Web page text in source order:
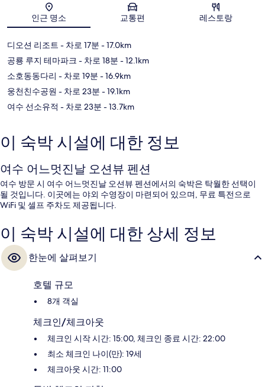
인근 명소 교통편 레스토랑
디오션 리조트 - 차로 17분 - 17.0km
공룡 루지 테마파크 - 차로 18분 - 12.1km
소호동동다리 - 차로 19분 - 16.9km
웅천친수공원 - 차로 23분 - 19.1km
여수 선소유적 - 차로 23분 - 13.7km
이 숙박 시설에 대한 정보
여수 어느멋진날 오션뷰 펜션
여수 방문 시 여수 어느멋진날 오션뷰 펜션에서의 숙박은 탁월한 선택이
될 것입니다. 이곳에는 야외 수영장이 마련되어 있으며, 무료 특전으로
WiFi 및 셀프 주차도 제공됩니다.
이 숙박 시설에 대한 상세 정보
한눈에 살펴보기
호텔 규모
8개 객실
체크인/체크아웃
체크인 시작 시간: 15:00, 체크인 종료 시간: 22:00
최소 체크인 나이(만): 19세
체크아웃 시간: 11:00